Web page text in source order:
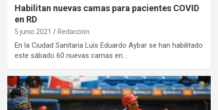
Habilitan nuevas camas para pacientes COVID
en RD
5 junio 2021 Redacción
En la Ciudad Sanitaria Luis Eduardo Aybar se han habilitado
este sábado 60 nuevas camas en…